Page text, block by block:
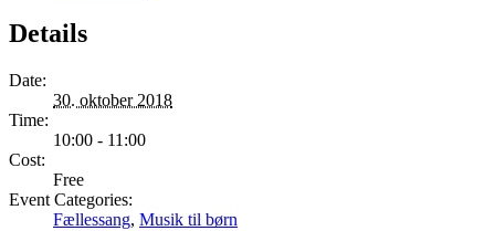
Details
Date:
30. oktober 2018
Time:
10:00 - 11:00
Cost:
Free
Event Categories:
Fællessang, Musik til børn